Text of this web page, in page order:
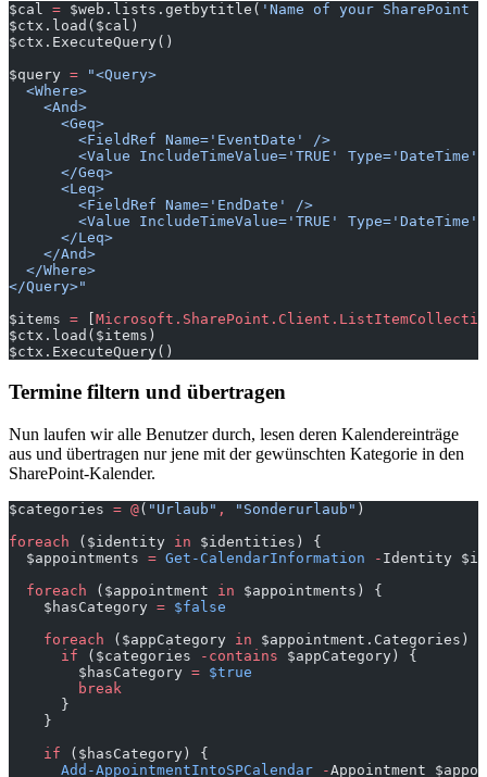
$cal = $web.lists.getbytitle( 'Name of your SharePoint
$ctx.load($cal)
$ctx.ExecuteQuery()
$query = "<Query>
  <Where>
    <And>
      <Geq>
        <FieldRef Name='EventDate' />
<Value IncludeTimeValue='TRUE'
      </Geq>
      <Leq>
        <FieldRef Name='EndDate' />
<Value IncludeTimeValue='TRUE'
      </Leq>
    </And>
  </Where>
</Query>"
$items =
$ctx.load($items)
$ctx.ExecuteQuery()
Termine filtern und übertragen
Nun laufen wir alle Benutzer durch, lesen deren Kalendereinträge
aus und übertragen nur jene mit der gewünschten Kategorie in den
SharePoint-Kalender.
$categories = @( "Urlaub" , "Sonderurlaub" )
foreach ($identity in $identities) {
  $appointments
= Get-CalendarInformation - Identity
  foreach
($appointment in $appointments) {
    $hasCategory
= $false
    foreach
($appCategory in $appointment.Categories) {
      if
($categories -contains $appCategory) {
        $hasCategory
= $true
        break
      }
    }
    if
($hasCategory) {
      Add-AppointmentIntoSPCalendar
-Appointment